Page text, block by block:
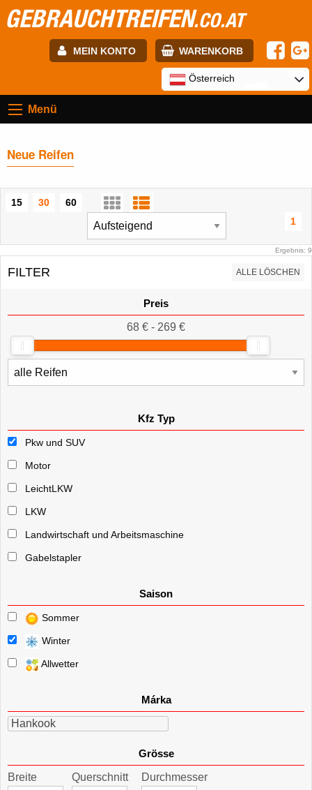
GEBRAUCHTREIFEN.CO.AT
MEIN KONTO WARENKORB
Passwort:
Österreich
Menü
Neue Reifen
15 30
60
1
Ergebnis: 9
FILTER ALLE LÖSCHEN
Preis
68 € - 269 €
Kfz Typ
Pkw und SUV
Motor
LeichtLKW
LKW
Landwirtschaft und Arbeitsmaschine
Gabelstapler
Saison
Sommer
Winter
Allwetter
Márka
Hankook
Grösse
Breite
Querschnitt
Durchmesser